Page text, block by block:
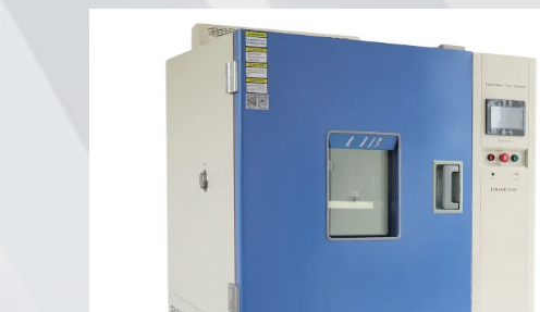
Тепловые камеры
UV тестер выветривания
Камера испытания дождя